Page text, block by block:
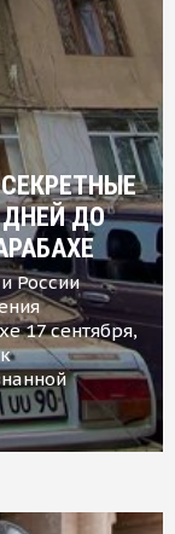
ДНЕЙ ДО
России
17 сентября,